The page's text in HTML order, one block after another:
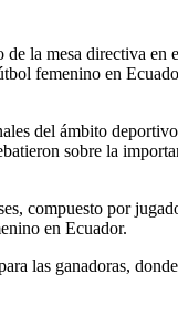
la mesa directiva en
femenino en
del ámbito
sobre la
compuesto por
en Ecuador.
las ganadoras,